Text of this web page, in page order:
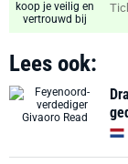
Lees ook: